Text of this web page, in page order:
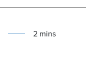
2 mins